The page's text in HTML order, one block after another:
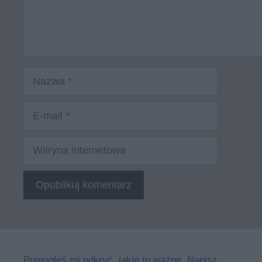
Witryna
internetowa
Pomogłeś mi odkryć, jakie to ważne. Napisz